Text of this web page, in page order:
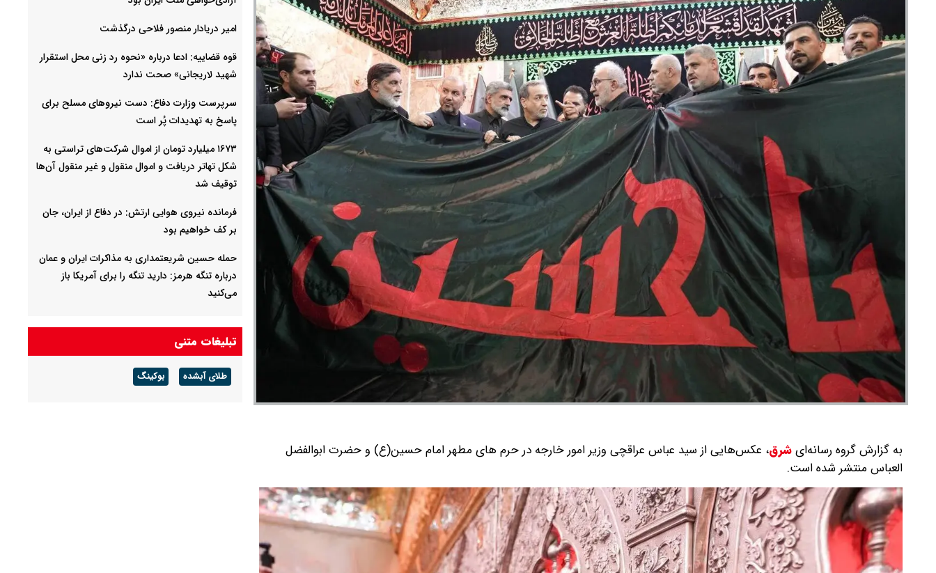
به گزارش گروه رسانه‌ایشرق، عکس‌هایی از سید عباس عراقچی وزیر امور خارجه در حرم های مطهر امام حسین(ع) و حضرت ابوالفضل
العباس منتشر شده است.
امیر دریادار منصور فلاحی درگذشت
قوه قضاییه: ادعا درباره «نحوه رد زنی محل استقرار
شهید لاریجانی» صحت ندارد
سرپرست وزارت دفاع: دست نیروهای مسلح برای
پاسخ به تهدیدات پُر است
۱۶۷۳ میلیارد تومان از اموال شرکت‌های تراستی به
شکل تهاتر دریافت و اموال منقول و غیر منقول آن‌ها
توقیف شد
فرمانده نیروی هوایی ارتش: در دفاع از ایران، جان
بر کف خواهیم بود
حمله حسین شریعتمداری به مذاکرات ایران و عمان
درباره تنگه هرمز: دارید تنگه را برای آمریکا باز
می‌کنید
پایگاه آمریکا چه بود؟ + ویدیو
وضعیت سه خلبان عملیات حمله به پایگاه العدید
هنوز مشخص نیست
تبلیغات متنی
طلای آبشده بوکینگ